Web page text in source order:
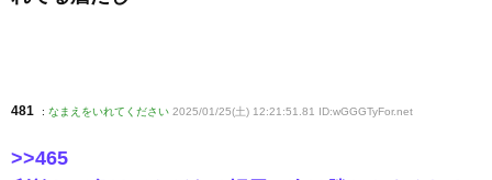
481 : なまえをいれてください 2025/01/25(土) 12:21:51.81 ID:wGGGTyFor.net
>>465